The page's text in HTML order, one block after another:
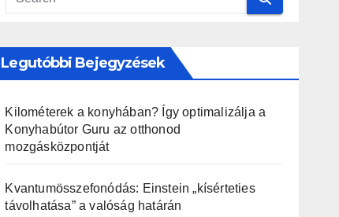
Legutóbbi Bejegyzések
Kilométerek a konyhában? Így optimalizálja a
Konyhabútor Guru az otthonod
mozgásközpontját
Kvantumösszefonódás: Einstein „kísérteties
távolhatása” a valóság határán